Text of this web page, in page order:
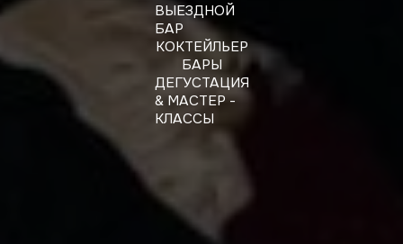
ВЫЕЗДНОЙ
БАР
КОКТЕЙЛЬЕР
БАРЫ
ДЕГУСТАЦИЯ
& МАСТЕР -
КЛАССЫ